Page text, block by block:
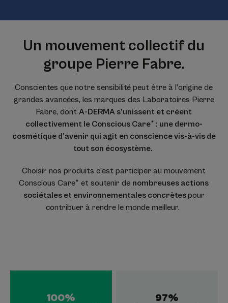
Un mouvement collectif du
groupe Pierre Fabre.
Conscientes que notre sensibilité peut être à l’origine de
grandes avancées, les marques des Laboratoires Pierre
Fabre, dontA-DERMA s’unissent et créent
collectivement le Conscious Care* : une dermo-
cosmétique d’avenir qui agit en conscience vis-à-vis de
tout son écosystème.
Choisir nos produits c’est participer au mouvement
Conscious Care* et soutenir de nombreuses actions
sociétales et environnementales concrètespour
contribuer à rendre le monde meilleur.
100% 97%